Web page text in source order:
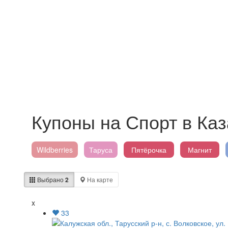
Купоны на Спорт в
Wildberries Таруса Пятёрочка Магнит
Выбрано2 На карте
x
33